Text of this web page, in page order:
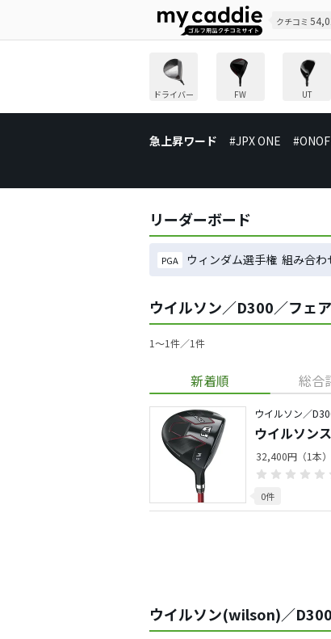
クチコミ
ドライバー FW UT
急上昇ワード #JPX ONE
リーダーボード
PGA ウィンダム選手権 組み合わ
ウイルソン／D300／フェ
1〜1件／1件
新着順 総合
ウイルソン／
ウイルソン
32,400円（1本）
0件
ウイルソン(wilson)／